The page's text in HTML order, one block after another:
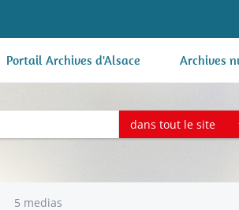
Portail Archives d'Alsace Archives
dans tout le site
5 medias